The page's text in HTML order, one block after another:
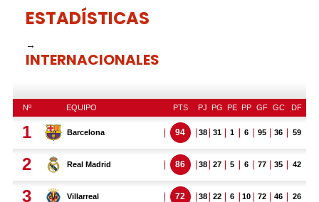
ESTADÍSTICAS
→
INTERNACIONALES